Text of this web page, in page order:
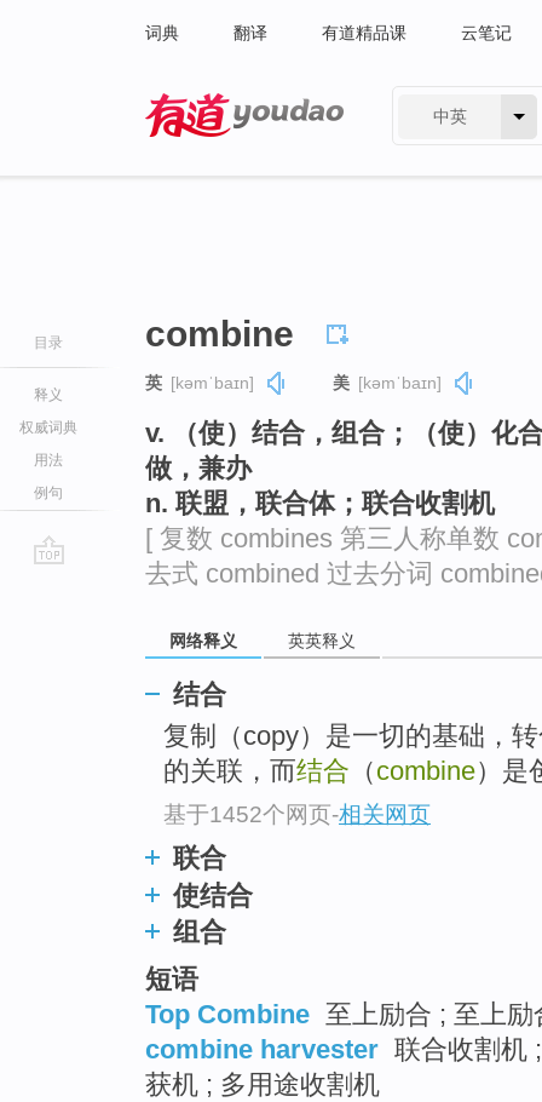
词典 翻译 有道精品课 云笔记
中英
目录
释义
权威词典
用法
例句
combine
英 [kəmˈbaɪn] 美 [kəmˈbaɪn]
v. （使）结合，组合；（使）化
做，兼办
n. 联盟，联合体；联合收割机
[ 复数 combines 第三人称单数
去式 combined 过去分词
网络释义 英英释义
结合
复制（copy）是一切的基础，
的关联，而结合 （combine）是
基于1452个网页-相关网页
联合
使结合
组合
短语
Top Combine 至上励合 ; 至上
combine harvester 联合收割机
获机 ; 多用途收割机